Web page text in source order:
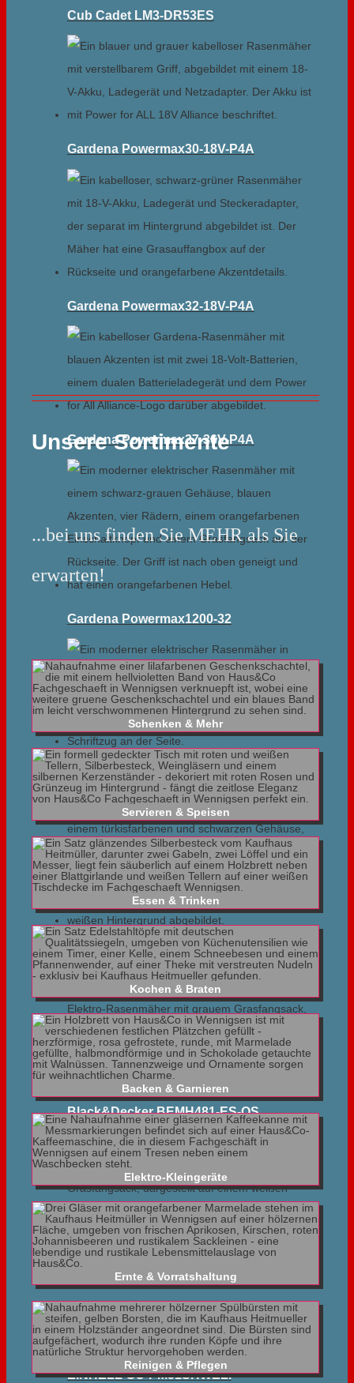
Cub Cadet LM3-DR53ES
Gardena Powermax30-18V-P4A
Gardena Powermax32-18V-P4A
Gardena Powermax37-36V-P4A
Gardena Powermax1200-32
Gardena Powermax1800-37-G2
Gardena Powermax1800-42
Black&Decker BEMH481-ES-QS
Black&Decker LM2000-48cm
GC-PM46SHWE
EINHELL GC-PM51SHWELi
Unsere Sortimente
...bei uns finden Sie MEHR als Sie
erwarten!
Schenken & Mehr
Servieren & Speisen
Essen & Trinken
Kochen & Braten
Backen & Garnieren
Elektro-Kleingeräte
Ernte & Vorratshaltung
Reinigen & Pflegen